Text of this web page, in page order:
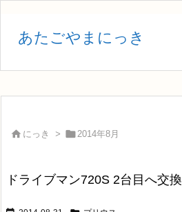
あたごやまにっき
 にっき > 2014年8月
ドライブマン720S 2台目へ交換